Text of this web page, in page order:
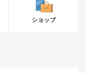
ショップ